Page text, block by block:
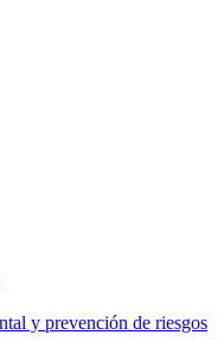
y prevención de riesgos